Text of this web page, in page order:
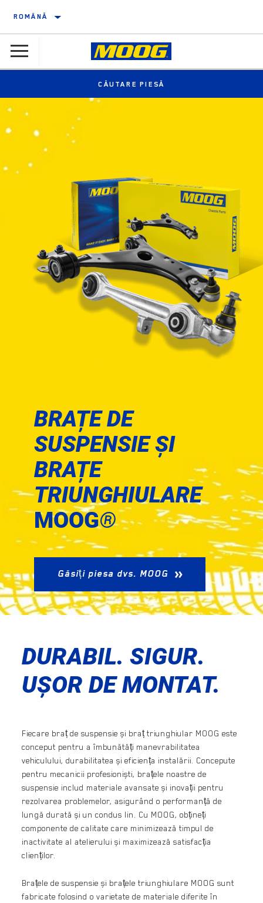
ROMÂNĂ
CĂUTARE PIESĂ
BRAȚE DE
SUSPENSIE ȘI
BRAȚE
TRIUNGHIULARE
MOOG®
Găsiți piesa dvs. MOOG
DURABIL. SIGUR.
UȘOR DE MONTAT.
Fiecare braț de suspensie și braț triunghiular MOOG este
conceput pentru a îmbunătăți manevrabilitatea
vehiculului, durabilitatea și eficiența instalării. Concepute
pentru mecanicii profesioniști, brațele noastre de
suspensie includ materiale avansate și inovații pentru
rezolvarea problemelor, asigurând o performanță de
lungă durată și un condus lin. Cu MOOG, obțineți
componente de calitate care minimizează timpul de
inactivitate al atelierului și maximizează satisfacția
clienților.
Brațele de suspensie și brațele triunghiulare MOOG sunt
fabricate folosind o varietate de materiale diferite în